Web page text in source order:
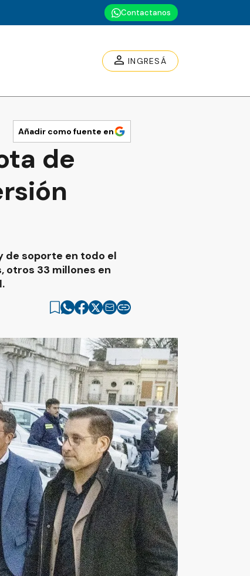
Contactanos
INGRESÁ
Añadir como fuente en
de
de soporte en todo el
otros 33 millones en